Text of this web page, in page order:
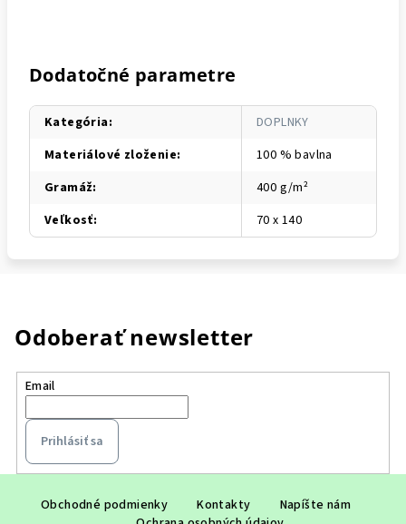
Dodatočné parametre
Kategória:
DOPLNKY
Materiálové zloženie:
100 % bavlna
Gramáž:
400 g/m²
Veľkosť: 70 x 140
Odoberať newsletter
Email
Prihlásiť sa
Obchodné podmienky Kontakty
Napíšte nám